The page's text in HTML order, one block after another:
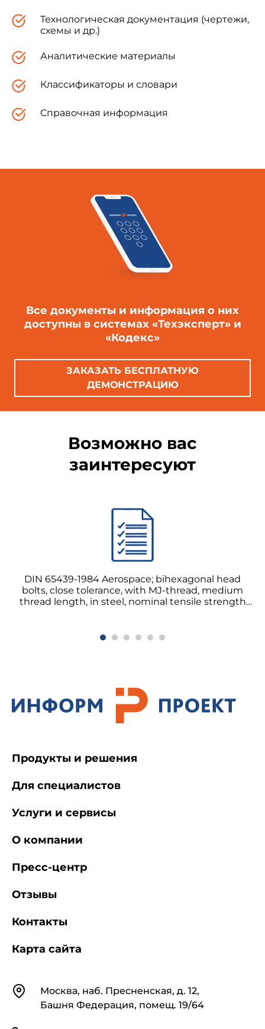
Технологическая документация (чертежи,
схемы и др.)
Аналитические материалы
Классификаторы и словари
Справочная информация
Все документы и информация о них
доступны в системах «Техэксперт» и
«Кодекс»
ЗАКАЗАТЬ БЕСПЛАТНУЮ
ДЕМОНСТРАЦИЮ
Возможно вас
заинтересуют
DIN 65439-1984 Aerospace; bihexagonal head
bolts, close tolerance, with MJ-thread, medium
thread length, in steel, nominal tensile strength
резьбой MJ, средняя длина резьбы, из стали,
КонтактыМосква, наб. Пресненская, д. 12,
Башня Федерация, помещ. 19/64
Продукты и решения
Для специалистов
Услуги и сервисы
О компании
Пресс-центр
Отзывы
Контакты
Карта сайта